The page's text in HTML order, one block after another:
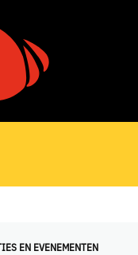
EN EVENEMENTEN